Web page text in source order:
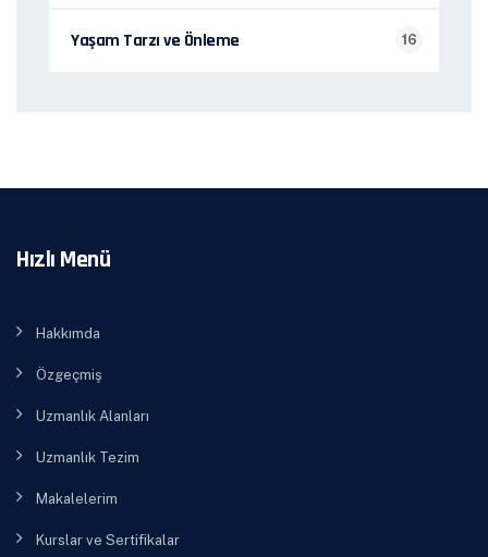
Yaşam Tarzı ve Önleme 16
Hızlı Menü
Hakkımda
Özgeçmiş
Uzmanlık Alanları
Uzmanlık Tezim
Makalelerim
Kurslar ve Sertifikalar